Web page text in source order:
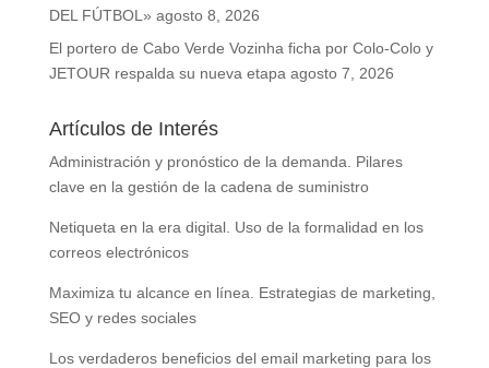
DEL FÚTBOL» agosto 8, 2026
El portero de Cabo Verde Vozinha ficha por Colo-Colo y
JETOUR respalda su nueva etapa agosto 7, 2026
Artículos de Interés
Administración y pronóstico de la demanda. Pilares
clave en la gestión de la cadena de suministro
Netiqueta en la era digital. Uso de la formalidad en los
correos electrónicos
Maximiza tu alcance en línea. Estrategias de marketing,
SEO y redes sociales
Los verdaderos beneficios del email marketing para los